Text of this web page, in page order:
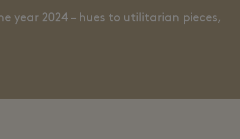
year 2024 – hues to utilitarian pieces,